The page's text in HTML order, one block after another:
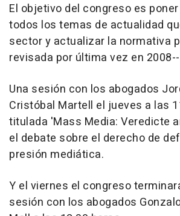
El objetivo del congreso es
todos los temas de actualidad
sector y actualizar la normativa
revisada por última vez en
Una sesión con los abogados
Cristóbal Martell el jueves a las
titulada 'Mass Media: Veredicte
el debate sobre el derecho de
presión mediática.
Y el viernes el congreso
sesión con los abogados